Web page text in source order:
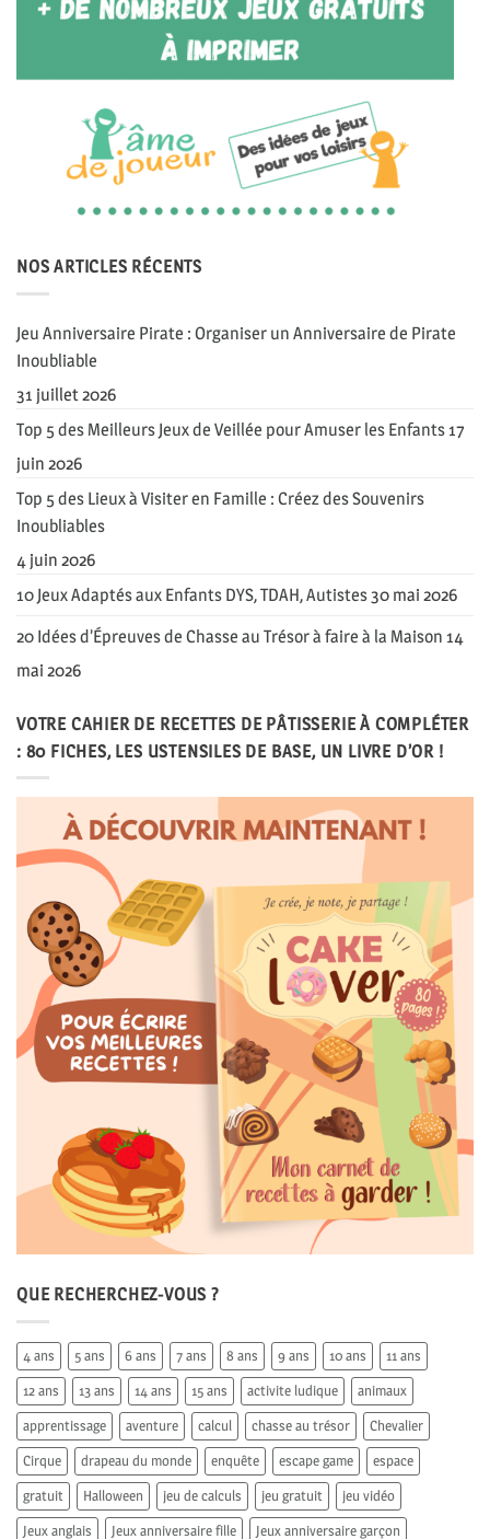
NOS ARTICLES RÉCENTS
Jeu Anniversaire Pirate : Organiser un Anniversaire de Pirate
Inoubliable
31 juillet 2026
Top 5 des Meilleurs Jeux de Veillée pour Amuser les Enfants17
juin 2026
Top 5 des Lieux à Visiter en Famille : Créez des Souvenirs
Inoubliables
4 juin 2026
10 Jeux Adaptés aux Enfants DYS, TDAH, Autistes 30 mai 2026
20 Idées d’Épreuves de Chasse au Trésor à faire à la Maison 14
mai 2026
VOTRE CAHIER DE RECETTES DE PÂTISSERIE À COMPLÉTER
: 80 FICHES, LES USTENSILES DE BASE, UN LIVRE D’OR !
QUE RECHERCHEZ-VOUS ?
4 ans 5 ans 6 ans 7 ans 8 ans 9 ans 10 ans 11 ans
12 ans 13 ans 14 ans 15 ans activite ludique animaux
apprentissage aventure calcul chasse au trésor Chevalier
Cirque drapeau du monde enquête escape game espace
gratuit Halloween jeu de calculs jeu gratuit jeu vidéo
Jeux anglais Jeux anniversaire fille Jeux anniversaire garçon